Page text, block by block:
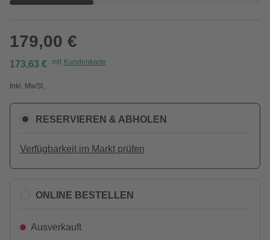
179,00 €
173,63 € mit Kundenkarte
Inkl. MwSt.
RESERVIEREN & ABHOLEN
Verfügbarkeit im Markt prüfen
ONLINE BESTELLEN
Ausverkauft